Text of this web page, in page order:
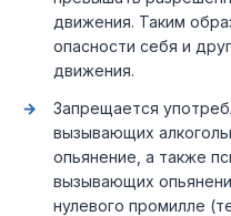
движения. Таким
опасности себя и
движения.
Запрещается
вызывающих
опьянение, а также
вызывающих
нулевого промилле